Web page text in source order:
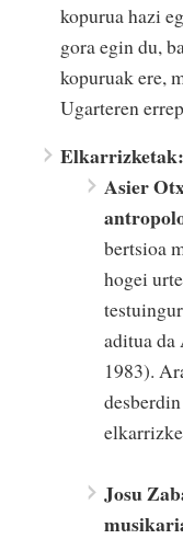
kopurua hazi
gora egin du,
kopuruak ere,
Ugarteren
Elkarrizketak:
Asier
bertsioa
hogei
aditua da
1983).
Josu